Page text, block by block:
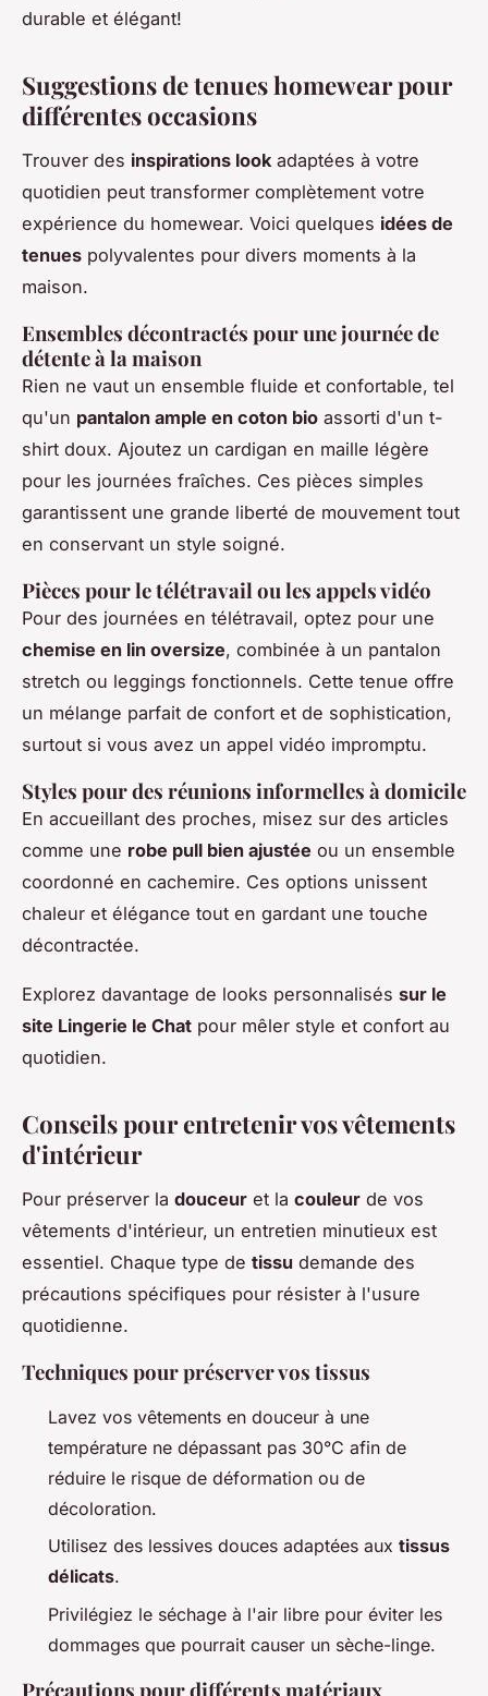
durable et élégant!
Suggestions de tenues homewear pour
différentes occasions
Trouver des inspirations look adaptées à votre
quotidien peut transformer complètement votre
expérience du homewear. Voici quelques idées de
tenues polyvalentes pour divers moments à la
maison.
Ensembles décontractés pour une journée de
détente à la maison
Rien ne vaut un ensemble fluide et confortable, tel
qu'un pantalon ample en coton bio assorti d'un t-
shirt doux. Ajoutez un cardigan en maille légère
pour les journées fraîches. Ces pièces simples
garantissent une grande liberté de mouvement tout
en conservant un style soigné.
Pièces pour le télétravail ou les appels vidéo
Pour des journées en télétravail, optez pour une
chemise en lin oversize, combinée à un pantalon
stretch ou leggings fonctionnels. Cette tenue offre
un mélange parfait de confort et de sophistication,
surtout si vous avez un appel vidéo impromptu.
Styles pour des réunions informelles à domicile
En accueillant des proches, misez sur des articles
comme une robe pull bien ajustée ou un ensemble
coordonné en cachemire. Ces options unissent
chaleur et élégance tout en gardant une touche
décontractée.
Explorez davantage de looks personnalisés sur le
site Lingerie le Chat pour mêler style et confort au
quotidien.
Conseils pour entretenir vos vêtements
d'intérieur
Pour préserver la douceur et la couleur de vos
vêtements d'intérieur, un entretien minutieux est
essentiel. Chaque type de tissu demande des
précautions spécifiques pour résister à l'usure
quotidienne.
Techniques pour préserver vos tissus
Lavez vos vêtements en douceur à une
température ne dépassant pas 30°C afin de
réduire le risque de déformation ou de
décoloration.
Utilisez des lessives douces adaptées aux tissus
délicats.
Privilégiez le séchage à l'air libre pour éviter les
dommages que pourrait causer un sèche-linge.
Précautions pour différents matériaux